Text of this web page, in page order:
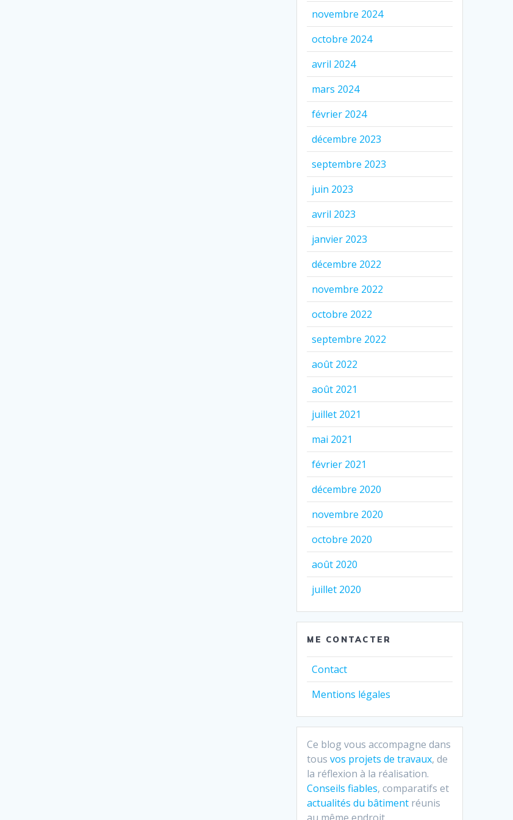
novembre 2024
octobre 2024
avril 2024
mars 2024
février 2024
décembre 2023
septembre 2023
juin 2023
avril 2023
janvier 2023
décembre 2022
novembre 2022
octobre 2022
septembre 2022
août 2022
août 2021
juillet 2021
mai 2021
février 2021
décembre 2020
novembre 2020
octobre 2020
août 2020
juillet 2020
ME CONTACTER
Contact
Mentions légales
Ce blog vous accompagne dans
tousvos projets de travaux, de
la réflexion à la réalisation.
Conseils fiables, comparatifs et
actualités du bâtiment réunis